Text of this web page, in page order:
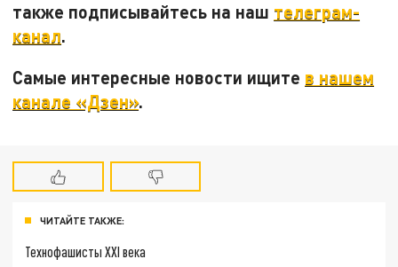
также подписывайтесь на наш телеграм-
канал.
Самые интересные новости ищите в нашем
канале «Дзен».
ЧИТАЙТЕ ТАКЖЕ:
Технофашисты XXI века